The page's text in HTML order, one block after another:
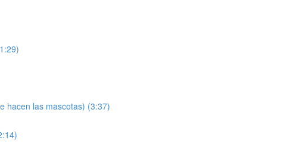
hacen las mascotas) (3:37)